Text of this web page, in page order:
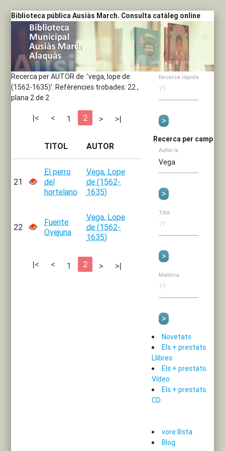
Biblioteca pública Ausiàs March. Consulta catàleg online
Recerca per AUTOR de :'vega, lope de
(1562-1635)'. Refèrencies trobades: 22 ,
plana 2 de 2
|< < 1 2 > >|
TITOL AUTOR
21
El perro
del
hortelano
Vega, Lope
de (1562-
1635)
22
Fuente
Ovejuna
Vega, Lope
de (1562-
1635)
|< < 1 2 > >|
Recerca ràpida
Recerca per camp
Autor/a
Títol
Matèria
Novetats
Els + prestats.
Llibres
Els + prestats.
Vídeo
Els + prestats.
CD
vore llista
Blog